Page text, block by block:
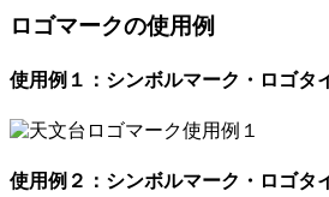
ロゴマークの使用例
使用例１：シンボルマーク・ロゴタ
使用例２：シンボルマーク・ロゴタ